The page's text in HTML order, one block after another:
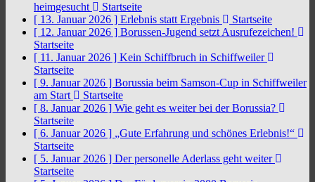
heimgesucht
Startseite
[ 13. Januar 2026 ] Erlebnis statt Ergebnis
Startseite
[ 12. Januar 2026 ] Borussen-Jugend setzt Ausrufezeichen!
Startseite
[ 11. Januar 2026 ] Kein Schiffbruch in Schiffweiler
Startseite
[ 9. Januar 2026 ] Borussia beim Samson-Cup in Schiffweiler
am Start
Startseite
[ 8. Januar 2026 ] Wie geht es weiter bei der Borussia?
Startseite
[ 6. Januar 2026 ] „Gute Erfahrung und schönes Erlebnis!“
Startseite
[ 5. Januar 2026 ] Der personelle Aderlass geht weiter
Startseite